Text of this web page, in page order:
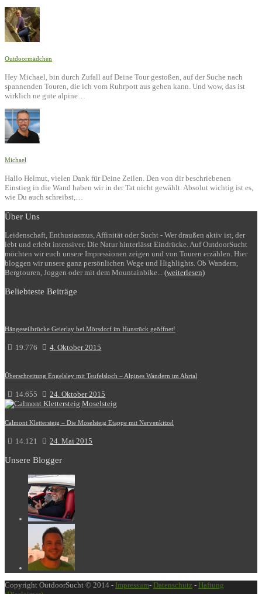
Outdoormädchen
Hey Michael, bin durch Zufall auf Deine Tour gestoßen, auf der Suche nach
spannenden Touren, die ich vom Ruhrpott aus gehen kann. Und wow, das ist
wirklich ne gute alpine…
Michael
Hallo Helmut, vielen Dank für Deine Zeilen. Den von dir beschriebenen
Einstieg in die Wand haben wir in der Tat nicht gewählt. Absolut wichtig ist es,
wie Du auch schreibst,…
Über Uns
Leidenschaft, Enthusiasmus, Affinität oder Sucht - Wer draußen aktiv ist, der
lebt und erlebt intensiver. Die Natur hinterlässt Eindrücke. Auf OutdoorSucht
möchten wir euch unsere Impressionen zeigen und von Touren erzählen. Hier
bloggen wir unsere ganz persönlichen Wege und Highlights. Ob Wandern,
Bergtouren, Joggen oder mit dem Mountainbike... (weiterlesen)
Beliebteste Beiträge
Hängeseilbrücke Geierlay bei Mörsdorf im Hunsrück geöffnet!
19.776 4. Oktober 2015
Überschreitung Engelsley mit Teufelsloch – Alpines Wandern im Ahrtal
14.655 24. Oktober 2015
Calmont Klettersteig – Die Moselsteig Etappe mit Nervenkitzel
14.121 24. Mai 2015
Unsere Blogger
Copyright OutdoorSucht © 2014 - Impressum- Datenschutz - Haftung